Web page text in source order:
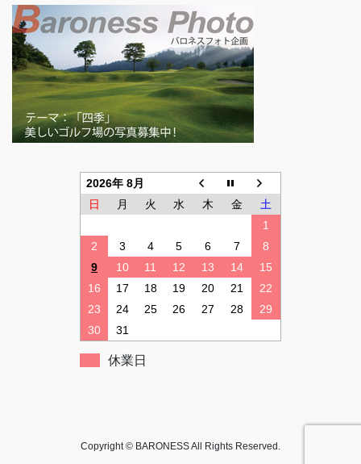
2026年 8月
日
月 火 水 木 金
土
1
2
3 4 5 6 7
8
9
10 11 12 13 14
15
16
17 18 19 20 21
22
23
24 25 26 27 28
29
30
31
休業日
Copyright © BARONESS All Rights Reserved.